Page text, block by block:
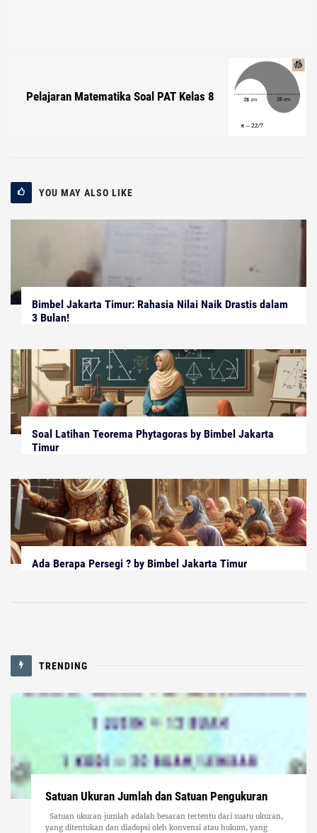
Pelajaran Matematika Soal PAT Kelas 8
YOU MAY ALSO LIKE
Bimbel Jakarta Timur: Rahasia Nilai Naik Drastis dalam
3 Bulan!
Soal Latihan Teorema Phytagoras by Bimbel Jakarta
Timur
Ada Berapa Persegi ? by Bimbel Jakarta Timur
TRENDING
Satuan Ukuran Jumlah dan Satuan Pengukuran
Satuan ukuran jumlah adalah besaran tertentu dari suatu ukuran,
yang ditentukan dan diadopsi oleh konvensi atau hukum, yang